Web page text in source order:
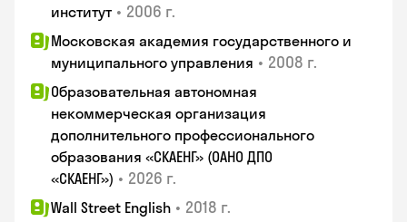
институт • 2006 г.
Московская академия государственного и
муниципального управления • 2008 г.
Образовательная автономная
некоммерческая организация
дополнительного профессионального
образования «СКАЕНГ» (ОАНО ДПО
«СКАЕНГ») • 2026 г.
Wall Street English • 2018 г.